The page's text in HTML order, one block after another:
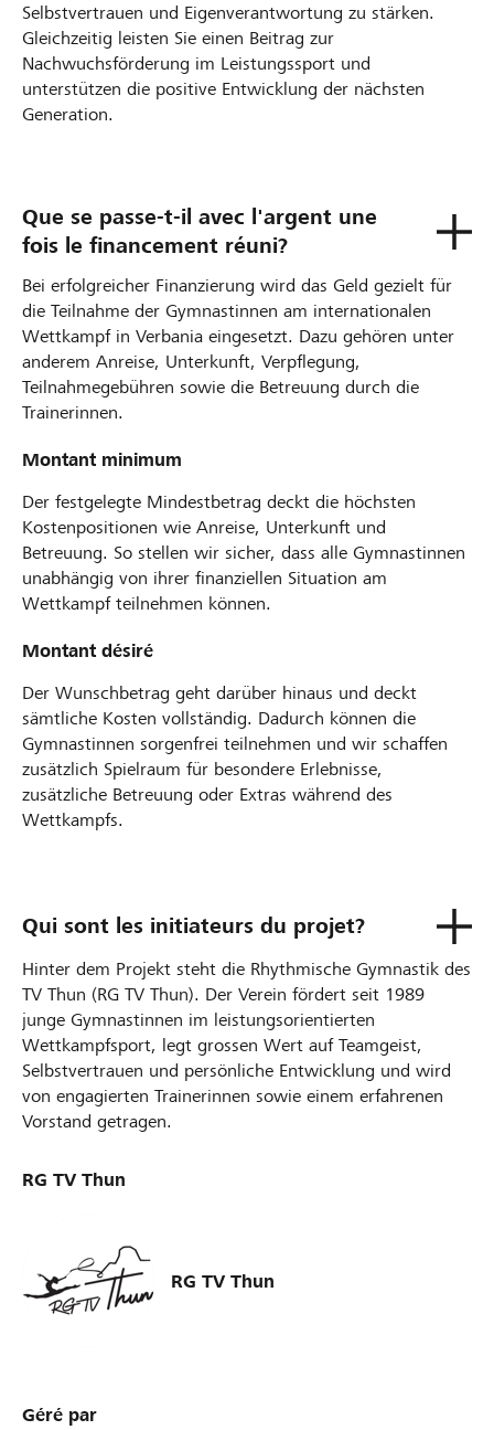
Selbstvertrauen und Eigenverantwortung zu stärken.
Gleichzeitig leisten Sie einen Beitrag zur
Nachwuchsförderung im Leistungssport und
unterstützen die positive Entwicklung der nächsten
Generation.
Que se passe-t-il avec l'argent une
fois le financement réuni?
Bei erfolgreicher Finanzierung wird das Geld gezielt für
die Teilnahme der Gymnastinnen am internationalen
Wettkampf in Verbania eingesetzt. Dazu gehören unter
anderem Anreise, Unterkunft, Verpflegung,
Teilnahmegebühren sowie die Betreuung durch die
Trainerinnen.
Montant minimum
Der festgelegte Mindestbetrag deckt die höchsten
Kostenpositionen wie Anreise, Unterkunft und
Betreuung. So stellen wir sicher, dass alle Gymnastinnen
unabhängig von ihrer finanziellen Situation am
Wettkampf teilnehmen können.
Montant désiré
Der Wunschbetrag geht darüber hinaus und deckt
sämtliche Kosten vollständig. Dadurch können die
Gymnastinnen sorgenfrei teilnehmen und wir schaffen
zusätzlich Spielraum für besondere Erlebnisse,
zusätzliche Betreuung oder Extras während des
Wettkampfs.
Qui sont les initiateurs du projet?
Hinter dem Projekt steht die Rhythmische Gymnastik des
TV Thun (RG TV Thun). Der Verein fördert seit 1989
junge Gymnastinnen im leistungsorientierten
Wettkampfsport, legt grossen Wert auf Teamgeist,
Selbstvertrauen und persönliche Entwicklung und wird
von engagierten Trainerinnen sowie einem erfahrenen
Vorstand getragen.
RG TV Thun
RG TV Thun
Géré par